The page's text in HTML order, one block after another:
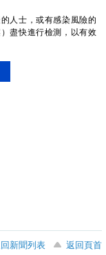
人士，或有感染風險的
盡快進行檢測，以有效
新聞列表 返回頁首